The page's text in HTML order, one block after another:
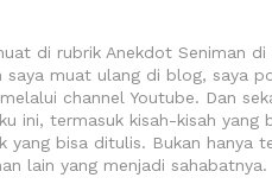
di rubrik Anekdot Seniman di
muat ulang di blog, saya
channel Youtube. Dan
ini, termasuk kisah-kisah yang
yang bisa ditulis. Bukan hanya
lain yang menjadi sahabatnya.